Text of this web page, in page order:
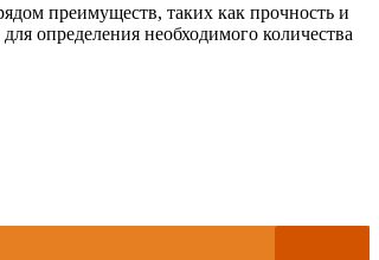
преимуществ, таких как прочность и
определения необходимого количества